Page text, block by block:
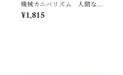
機械カニバリズム 人間なき
あとの人類学へ｜久保 明教
¥1,815